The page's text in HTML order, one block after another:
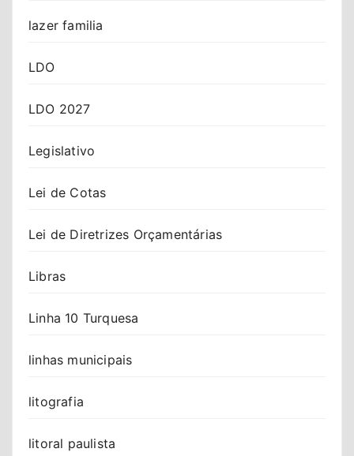
lazer familia
LDO
LDO 2027
Legislativo
Lei de Cotas
Lei de Diretrizes Orçamentárias
Libras
Linha 10 Turquesa
linhas municipais
litografia
litoral paulista